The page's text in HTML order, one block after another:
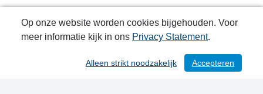
/ 116
Op onze website worden cookies bijgehouden. Voor
meer informatie kijk in ons Privacy Statement.
Accepteren
Alleen strikt noodzakelijk